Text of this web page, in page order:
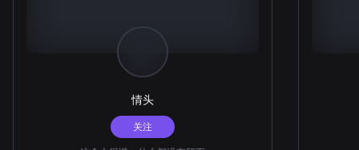
情头
关注